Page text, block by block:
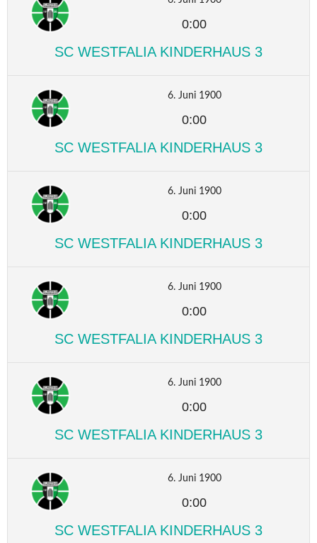
0:00
SC WESTFALIA KINDERHAUS 3
6. Juni 1900
0:00
SC WESTFALIA KINDERHAUS 3
6. Juni 1900
0:00
SC WESTFALIA KINDERHAUS 3
6. Juni 1900
0:00
SC WESTFALIA KINDERHAUS 3
6. Juni 1900
0:00
SC WESTFALIA KINDERHAUS 3
6. Juni 1900
0:00
SC WESTFALIA KINDERHAUS 3